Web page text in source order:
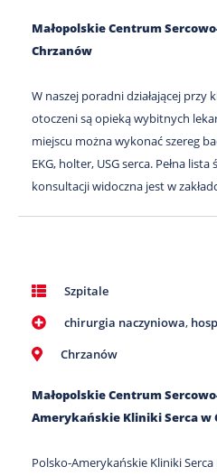
Małopolskie Centrum
Chrzanów
W naszej poradni działającej przy
otoczeni są opieką wybitnych
miejscu można wykonać szereg
EKG, holter, USG serca. Pełna
konsultacji widoczna jest w
Szpitale
chirurgia naczyniowa,
Chrzanów
Małopolskie Centrum
Amerykańskie Kliniki Serca w
Polsko-Amerykańskie Kliniki